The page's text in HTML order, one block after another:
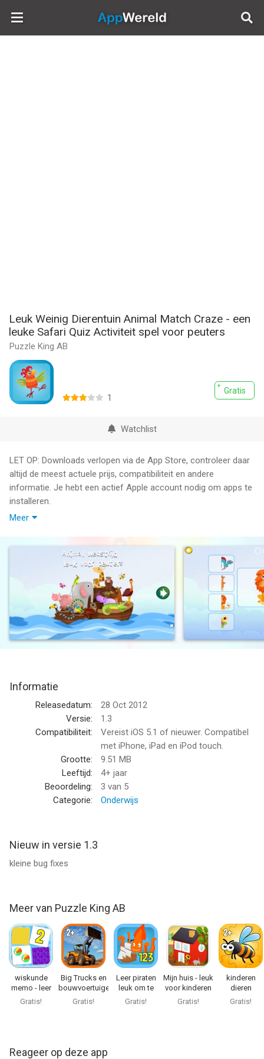
AppWereld
Leuk Weinig Dierentuin Animal Match Craze - een
leuke Safari Quiz Activiteit spel voor peuters
Puzzle King AB
Gratis
1
Watchlist
LET OP: Downloads verlopen via de App Store, controleer daar
altijd de meest actuele prijs, compatibiliteit en andere
informatie. Je hebt een actief Apple account nodig om apps te
installeren.
Leuk Weinig Dierentuin Animal Match Craze - een leuke Safari
Quiz Activiteit spel voor peuters van Puzzle King AB is een app
Informatie voor Leuk Weinig Dierentuin Animal Match Craze -
een leuke Safari Quiz Activiteit spel voor peutersis het laatst
vergeleken op 6 Aug om 19:52.
Meer
Informatie
Releasedatum:
28 Oct 2012
Versie:
1.3
Compatibiliteit:
Vereist iOS 5.1 of nieuwer. Compatibel
met iPhone, iPad en iPod touch.
Grootte:
9.51 MB
Leeftijd:
4+ jaar
Beoordeling:
3 van 5
Categorie:
Onderwijs
Nieuw in versie 1.3
kleine bug fixes
Meer van Puzzle King AB
wiskunde
memo - leer
tellen
Gratis!
Big Trucks en
bouwvoertuigen
Gratis!
Leer piraten
leuk om te
tellen
Gratis!
Mijn huis - leuk
voor kinderen
Gratis!
kinderen
dieren
puzzelspel
Gratis!
Reageer op deze app